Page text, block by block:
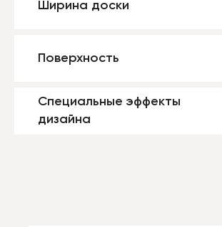
Ширина доски
Поверхность
Специальные эффекты
дизайна